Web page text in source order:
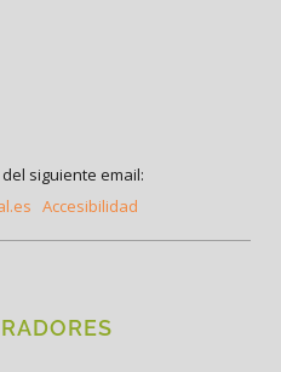
siguiente email:
Accesibilidad